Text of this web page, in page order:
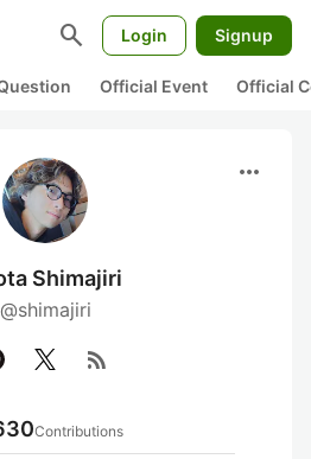
search Login Signup
Official Event Official
more_horiz
Shimajiri
@shimajiri
rss_feed
Contributions